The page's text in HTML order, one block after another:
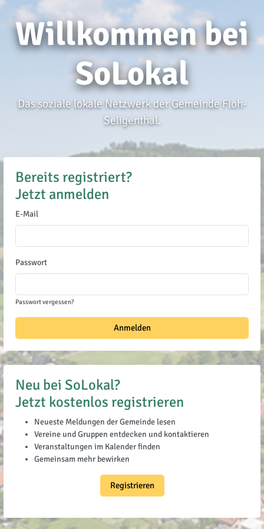
Willkommen bei
SoLokal
Das soziale lokale Netzwerk der Gemeinde Floh-
Seligenthal.
Bereits registriert?
Jetzt anmelden
E-Mail
Passwort
Passwort vergessen?
Anmelden
Neu bei SoLokal?
Jetzt kostenlos registrieren
Neueste Meldungen der Gemeinde lesen
Vereine und Gruppen entdecken und kontaktieren
Veranstaltungen im Kalender finden
Gemeinsam mehr bewirken
Registrieren